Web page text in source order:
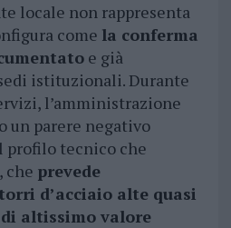
locale non rappresenta
come la conferma
e già
istituzionali. Durante
l’amministrazione
un parere negativo
profilo tecnico che
che prevede
d’acciaio alte quasi
altissimo valore